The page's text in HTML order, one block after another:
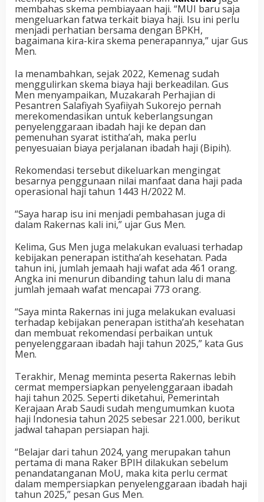
membahas skema pembiayaan haji. “MUI baru saja
mengeluarkan fatwa terkait biaya haji. Isu ini perlu
menjadi perhatian bersama dengan BPKH,
bagaimana kira-kira skema penerapannya,” ujar Gus
Men.
Ia menambahkan, sejak 2022, Kemenag sudah
menggulirkan skema biaya haji berkeadilan. Gus
Men menyampaikan, Muzakarah Perhajian di
Pesantren Salafiyah Syafiiyah Sukorejo pernah
merekomendasikan untuk keberlangsungan
penyelenggaraan ibadah haji ke depan dan
pemenuhan syarat istitha’ah, maka perlu
penyesuaian biaya perjalanan ibadah haji (Bipih).
Rekomendasi tersebut dikeluarkan mengingat
besarnya penggunaan nilai manfaat dana haji pada
operasional haji tahun 1443 H/2022 M.
“Saya harap isu ini menjadi pembahasan juga di
dalam Rakernas kali ini,” ujar Gus Men.
Kelima, Gus Men juga melakukan evaluasi terhadap
kebijakan penerapan istitha’ah kesehatan. Pada
tahun ini, jumlah jemaah haji wafat ada 461 orang.
Angka ini menurun dibanding tahun lalu di mana
jumlah jemaah wafat mencapai 773 orang.
“Saya minta Rakernas ini juga melakukan evaluasi
terhadap kebijakan penerapan istitha’ah kesehatan
dan membuat rekomendasi perbaikan untuk
penyelenggaraan ibadah haji tahun 2025,” kata Gus
Men.
Terakhir, Menag meminta peserta Rakernas lebih
cermat mempersiapkan penyelenggaraan ibadah
haji tahun 2025. Seperti diketahui, Pemerintah
Kerajaan Arab Saudi sudah mengumumkan kuota
haji Indonesia tahun 2025 sebesar 221.000, berikut
jadwal tahapan persiapan haji.
“Belajar dari tahun 2024, yang merupakan tahun
pertama di mana Raker BPIH dilakukan sebelum
penandatanganan MoU, maka kita perlu cermat
dalam mempersiapkan penyelenggaraan ibadah haji
tahun 2025,” pesan Gus Men.